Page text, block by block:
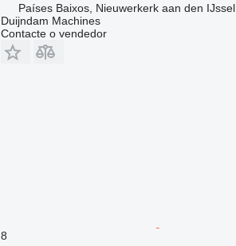
Países Baixos, Nieuwerkerk aan den IJssel
Duijndam Machines
Contacte o vendedor
8